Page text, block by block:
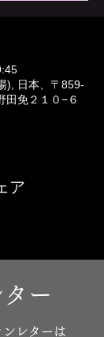
), 日本、〒859-
田免２１０−６
ア
ー
レターは